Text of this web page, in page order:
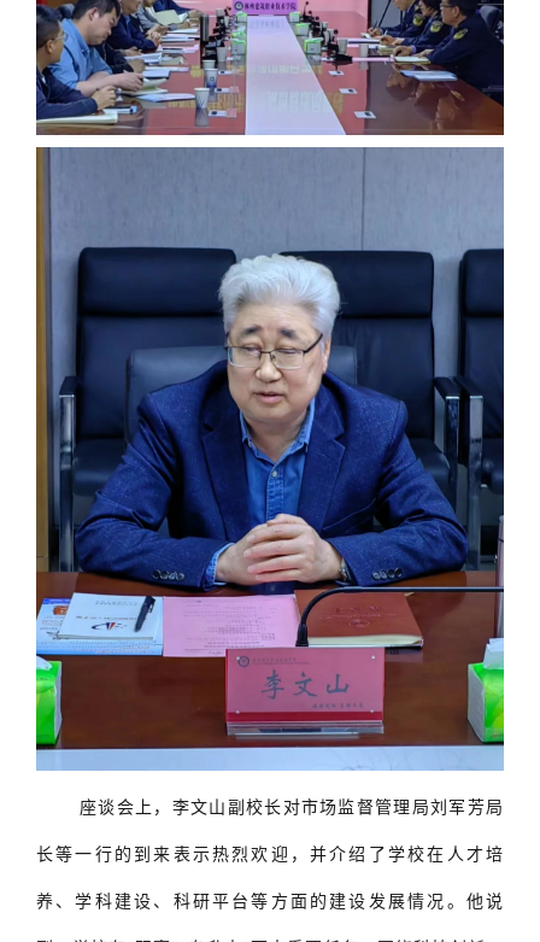
座谈会上，李文山副校长对市场监督管理局刘军芳局
长等一行的到来表示热烈欢迎，并介绍了学校在人才培
养、学科建设、科研平台等方面的建设发展情况。他说